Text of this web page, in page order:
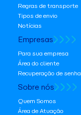
Regras de transporte
Tipos de envio
Notícias
Empresas
Para sua empresa
Área do cliente
Recuperação de senha
Sobre nós
Quem Somos
Área de Atuação